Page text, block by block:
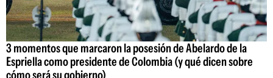
3 momentos que marcaron la posesión de Abelardo de la
Espriella como presidente de Colombia (y qué dicen sobre
cómo será su gobierno)